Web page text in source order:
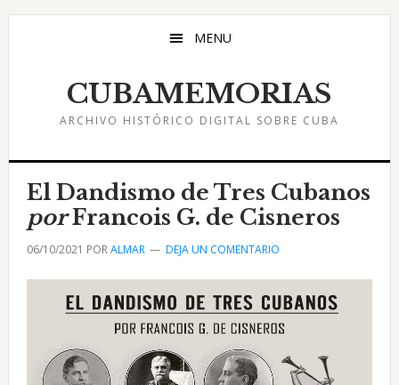
Saltar
Saltar
Saltar
MENU
CUBAMEMORIAS
ARCHIVO HISTÓRICO DIGITAL SOBRE CUBA
El Dandismo de Tres Cubanos
porFrancois G. de Cisneros
06/10/2021 PORALMAR DEJA UN COMENTARIO